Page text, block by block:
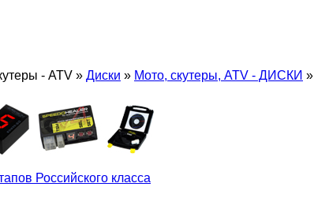
- ATV » Диски » Мото, скутеры, ATV - ДИСКИ »
Российского класса